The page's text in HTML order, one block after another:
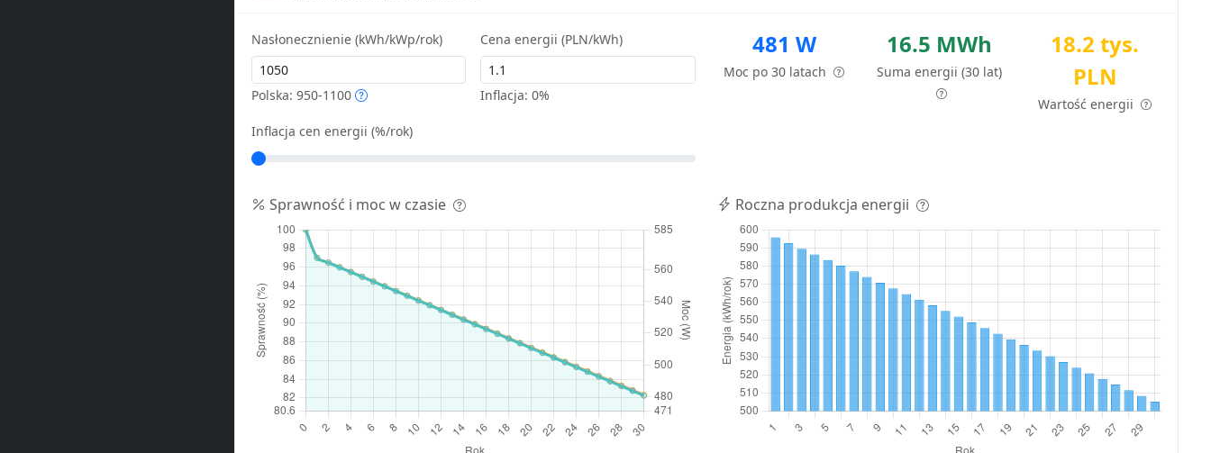
Nasłonecznienie (kWh/kWp/rok)
Polska: 950-1100
Cena energii (PLN/kWh)
Inflacja:0%
Inflacja cen energii (%/rok)
481 W
Moc po 30 latach
16.5 MWh
Suma energii (30 lat)
18.2 tys.
PLN
Wartość energii
Sprawność i moc w czasie Roczna produkcja energii